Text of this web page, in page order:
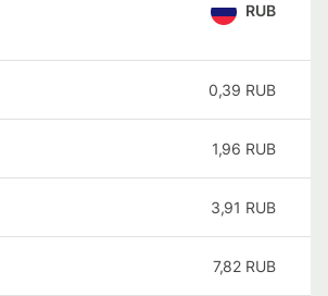
RUB
0,39 RUB
1,96 RUB
3,91 RUB
7,82 RUB